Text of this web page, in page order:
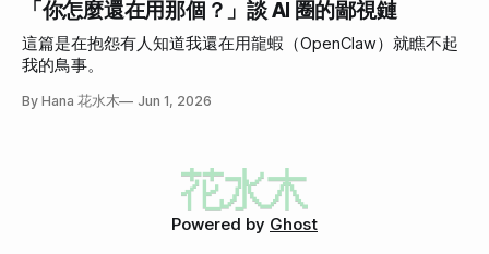
「你怎麼還在用那個？」談 AI 圈的鄙視鏈
這篇是在抱怨有人知道我還在用龍蝦（OpenClaw）就瞧不起
我的鳥事。
By Hana 花水木 Jun 1, 2026
Powered by Ghost